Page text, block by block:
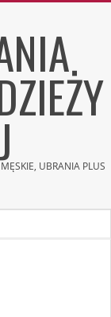
UBRANIA PLUS